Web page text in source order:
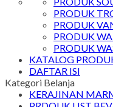
PRODUK
PRODUK
PRODUK
PRODUK
KATALOG
DAFTAR ISI
Kategori Belanja
KERAJINAN